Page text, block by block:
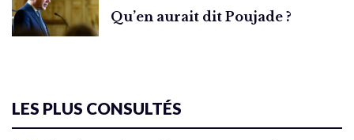
Qu’en aurait dit Poujade ?
LES PLUS CONSULTÉS